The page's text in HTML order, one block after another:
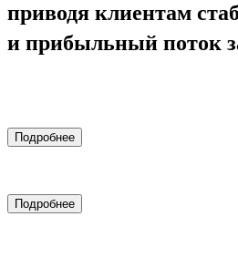
приводя клиентам
и прибыльный поток
Подробнее
Подробнее